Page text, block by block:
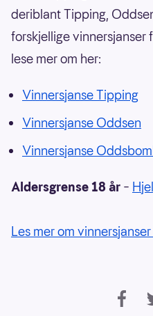
deriblant Tipping,
forskjellige vinnersjanser
lese mer om her:
Vinnersjanse Tipping
Vinnersjanse Oddsen
Vinnersjanse
Aldersgrense 18 år –
Les mer om